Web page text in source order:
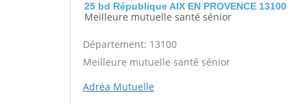
25 bd République AIX EN PROVENCE 13100
Meilleure mutuelle santé sénior
Département: 13100
Meilleure mutuelle santé sénior
Adréa Mutuelle